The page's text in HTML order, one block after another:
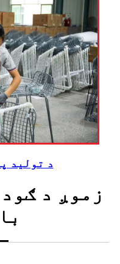
د تولید
زموږ د